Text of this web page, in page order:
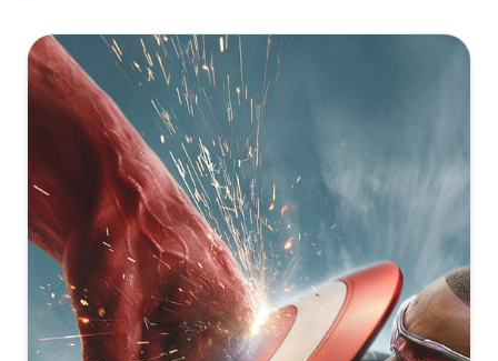
HD.MA.TrueHD.7.1.Atmos-FGT
[52.5GB] 复制 下载
Spider-
SGF.mkv
[51.97GB] 复制 下载
蜘蛛侠[国英多音轨+中英字幕].Spider-
DreamHD
[50.81GB] 复制 下载
Spider-Man.2002.2160p.UHD.BluRay.x265-DEPTH
[30.04GB] 下载
Spider-Man 2002 UHD BluRay 2160p HDR10 DV HEVC
TrueHD Atmos 7.1 x265-E
复制 下载
Spider-Man 2002 2160p UHD BDRip HEVC 10bit HDR
TrueHD.7.1 Atmos MUSHR00M.mkv
[23.17GB] 复制 下载
蜘蛛侠[国英多音轨+中英字幕].Spider-Man.2002.WEB-
DL.2160p.x265.10bit.2Audio-SSDSSE
[32.65GB] 复制
蜘蛛侠[国英多音轨+中英字幕].Spider-Man.2002.WEB-
DL.2160p.x265.10bit.2Audio-MiniHD
[32.65GB] 复制 下载
蜘蛛侠[国粤英多音轨+简繁英字幕].Spider-
Man.2002.2160p.UHD.BluRay.HDR.x265.10bit.TrueHD.7.1.Atmos-
ParkHD